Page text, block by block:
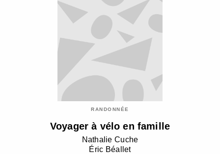
RANDONNÉE
Voyager à vélo en famille
Nathalie Cuche
Éric Béallet